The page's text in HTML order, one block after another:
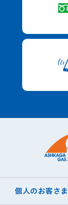
個人のお客さま